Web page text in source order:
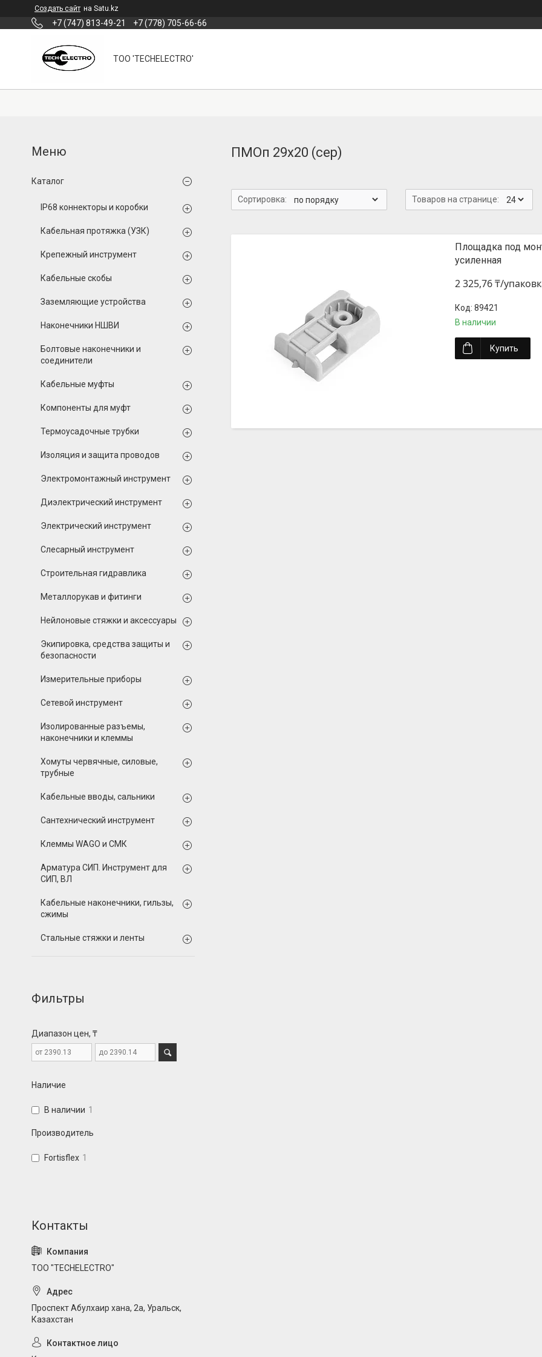
Создать сайт на Satu.kz
+7 (747) 813-49-21 +7 (778) 705-66-66
ТОО 'TECHELECTRO'
ПМОп 29х20 (сер)
Площадка под
усиленная
2 325,76 ₸/
89421
В наличии
Купить
Каталог
IP68 коннекторы и коробки
Кабельная протяжка (УЗК)
Крепежный инструмент
Кабельные скобы
Заземляющие устройства
Наконечники НШВИ
Болтовые наконечники и
соединители
Кабельные муфты
Компоненты для муфт
Термоусадочные трубки
Изоляция и защита проводов
Электромонтажный инструмент
Диэлектрический инструмент
Электрический инструмент
Слесарный инструмент
Строительная гидравлика
Металлорукав и фитинги
Нейлоновые стяжки и аксессуары
Экипировка, средства защиты и
безопасности
Измерительные приборы
Сетевой инструмент
Изолированные разъемы,
наконечники и клеммы
Хомуты червячные, силовые,
трубные
Кабельные вводы, сальники
Сантехнический инструмент
Клеммы WAGO и СМК
Арматура СИП. Инструмент для
СИП, ВЛ
Кабельные наконечники, гильзы,
сжимы
Стальные стяжки и ленты
Фильтры
Диапазон цен, ₸
Наличие
В наличии 1
Производитель
Fortisflex 1
ТОО "TECHELECTRO"
Проспект Абулхаир хана, 2а, Уральск,
Казахстан